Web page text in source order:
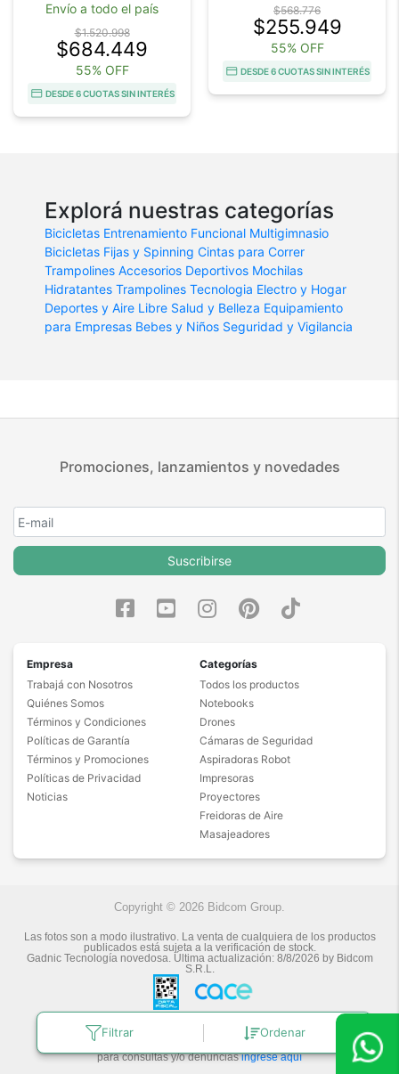
Filtrar Ordenar
Envío a todo el país
$1.520.998
$684.449
55% OFF
DESDE 6 CUOTAS SIN INTERÉS
$568.776
$255.949
55% OFF
DESDE 6 CUOTAS SIN INTERÉS
Explorá nuestras categorías
Bicicletas Entrenamiento Funcional Multigimnasio
Bicicletas Fijas y Spinning Cintas para Correr
Trampolines Accesorios Deportivos Mochilas
Hidratantes Trampolines Tecnologia Electro y Hogar
Deportes y Aire Libre Salud y Belleza Equipamiento
para Empresas Bebes y Niños Seguridad y Vigilancia
Promociones, lanzamientos y novedades
Suscribirse
Empresa
Trabajá con Nosotros
Quiénes Somos
Términos y Condiciones
Políticas de Garantía
Términos y Promociones
Políticas de Privacidad
Noticias
Categorías
Todos los productos
Notebooks
Drones
Cámaras de Seguridad
Aspiradoras Robot
Impresoras
Proyectores
Freidoras de Aire
Masajeadores
Copyright © 2026 Bidcom Group.
Las fotos son a modo ilustrativo. La venta de cualquiera de los productos
publicados está sujeta a la verificación de stock.
Gadnic Tecnología novedosa.Última actualización: 8/8/2026 by Bidcom
S.R.L.
Botón de arrepentimiento
para consultas y/o denunciasingrese aquí